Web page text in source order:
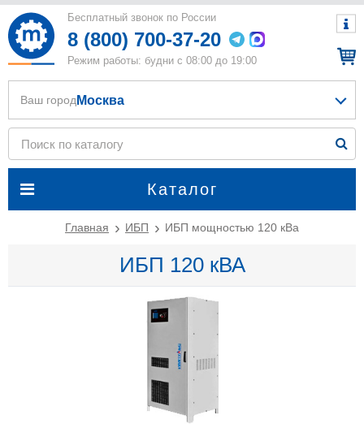
Бесплатный звонок по России
8 (800) 700-37-20
Режим работы: будни с 08:00 до 19:00
Каталог
Ваш город Москва
Главная ИБП ИБП мощностью 120 кВа
ИБП 120 кВА